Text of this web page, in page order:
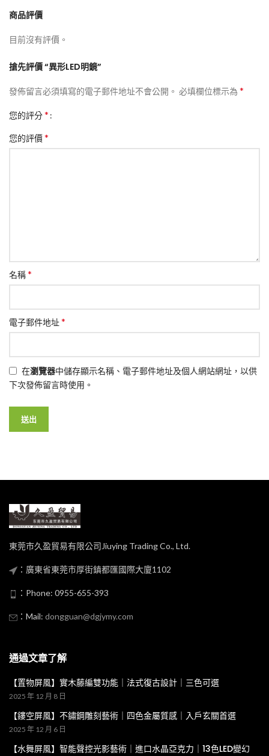
商品評價
目前沒有評價。
搶先評價 “異形LED明鏡”
發佈留言必須填寫的電子郵件地址不會公開。 必填欄位標示為 *
您的評分*
您的評價*
名稱*
電子郵件地址*
在瀏覽器中儲存顯示名稱、電子郵件地址及個人網站網址，以供
下次發佈留言時使用。
東莞市久盈貿易有限公司Jiuying Trading Co., Ltd.
：廣東省東莞市厚街鎮都匯國際大廈1102
：Phone: 0955-655-393
：Mail: dongguan@dgjymy.com
通過文章了解
【置物屏風】實木藤編雙功能｜法式復古設計｜三色可選
2025 年 12 月 8 日
【鏤空屏風】不鏽鋼雕刻藝術｜四色金屬質感｜入戶玄關首選
2025 年 12 月 6 日
【水舞屏風】智能聲控光影藝術｜進口水晶亞克力｜13色LED變幻